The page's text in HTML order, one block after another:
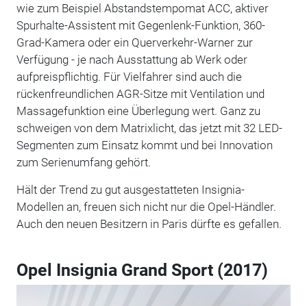
wie zum Beispiel Abstandstempomat ACC, aktiver
Spurhalte-Assistent mit Gegenlenk-Funktion, 360-
Grad-Kamera oder ein Querverkehr-Warner zur
Verfügung - je nach Ausstattung ab Werk oder
aufpreispflichtig. Für Vielfahrer sind auch die
rückenfreundlichen AGR-Sitze mit Ventilation und
Massagefunktion eine Überlegung wert. Ganz zu
schweigen von dem Matrixlicht, das jetzt mit 32 LED-
Segmenten zum Einsatz kommt und bei Innovation
zum Serienumfang gehört.
Hält der Trend zu gut ausgestatteten Insignia-
Modellen an, freuen sich nicht nur die Opel-Händler.
Auch den neuen Besitzern in Paris dürfte es gefallen.
Opel Insignia Grand Sport (2017)